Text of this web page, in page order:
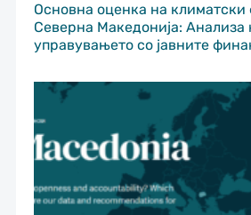
Основна оценка на
Северна Македонија: Анализа
управувањето со јавните